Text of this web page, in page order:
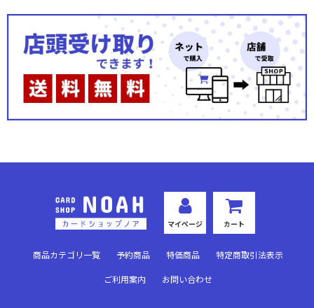
マイページ カート
商品カテゴリ一覧 予約商品 特価商品 特定商取引法表示
ご利用案内 お問い合わせ